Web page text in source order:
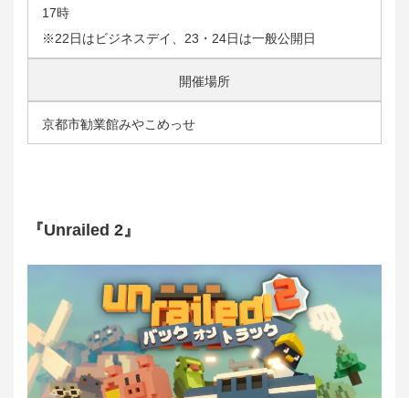
17時
※22日はビジネスデイ、23・24日は一般公開日
開催場所
京都市勧業館みやこめっせ
『Unrailed 2』